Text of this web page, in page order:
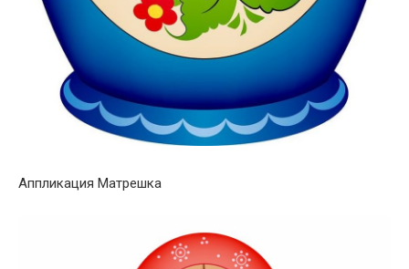
Аппликация Матрешка